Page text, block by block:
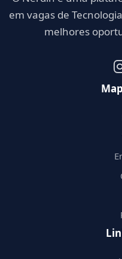
em vagas de
melhores